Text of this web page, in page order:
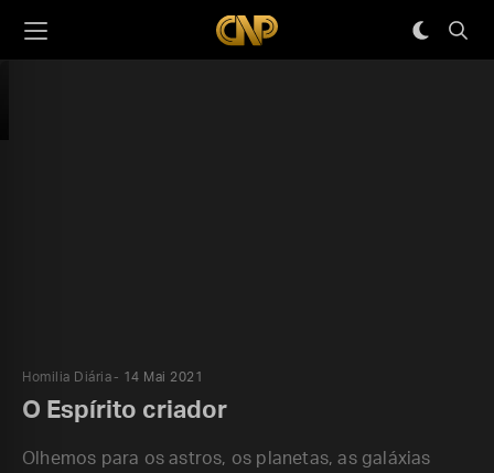
Homilia Diária 14 Mai 2021
O Espírito criador
Olhemos para os astros, os planetas, as galáxias